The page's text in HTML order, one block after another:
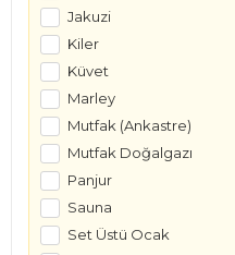
Jakuzi
Kiler
Küvet
Marley
Mutfak (Ankastre)
Mutfak Doğalgazı
Panjur
Sauna
Set Üstü Ocak